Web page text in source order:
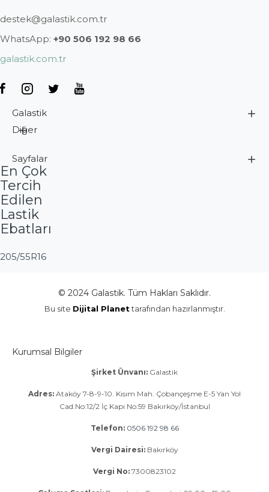
destek@galastik.com.tr
WhatsApp: +90 506 192 98 66
galastik.com.tr
Galastik
Diğer
Sayfalar
En Çok
Tercih
Edilen
Lastik
Ebatları
205/55R16
© 2024 Galastik. Tüm Hakları Saklıdır.
Bu site Dijital Planettarafından hazırlanmıştır.
Kurumsal Bilgiler
Şirket Ünvanı: Galastik
Adres: Ataköy 7-8-9-10. Kısım Mah. Çobançeşme E-5 Yan Yol
Cad.No:12/2 İç Kapı No:59 Bakırköy/İstanbul
Telefon: 0506 192 98 66
Vergi Dairesi:Bakırköy
Vergi No: 7300823102